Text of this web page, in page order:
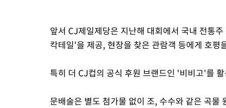
앞서 CJ제일제당은 지난해 대회에서 국내 전통
칵테일'을 제공, 현장을 찾은 관람객 등에게 호평
특히 더 CJ컵의 공식 후원 브랜드인 '비비고'를
문배술은 별도 첨가물 없이 조, 수수와 같은 곡